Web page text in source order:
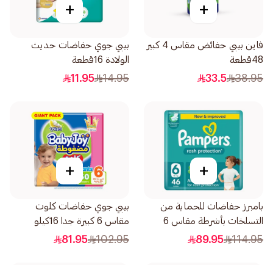
+
فاين بيبي حفائض مقاس 4 كبير
48قطعة
38.95
33.5
+
بيبي جوي حفاضات حديث
الولادة 16قطعة
14.95
11.95
+
بامبرز حفاضات للحماية من
التسلخات بأشرطة مقاس 6
46قطعة
114.95
89.95
+
بيبي جوي حفاضات كلوت
مقاس 6 كبيرة جدا 16كيلو
50قطعة
102.95
81.95